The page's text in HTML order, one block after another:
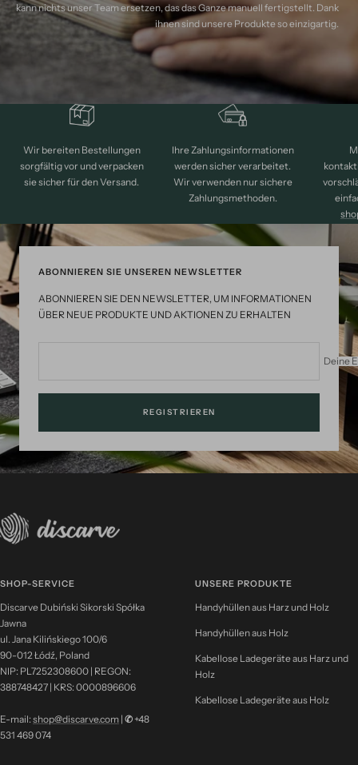
kann nichts unser Team ersetzen, das das Ganze manuell fertigstellt. Dank
ihnen sind unsere Produkte so einzigartig.
Wir bereiten Bestellungen
sorgfältig vor und verpacken
sie sicher für den Versand.
Ihre Zahlungsinformationen
werden sicher verarbeitet.
Wir verwenden nur sichere
Zahlungsmethoden.
ABONNIEREN SIE UNSEREN NEWSLETTER
ABONNIEREN SIE DEN NEWSLETTER, UM INFORMATIONEN
ÜBER NEUE PRODUKTE UND AKTIONEN ZU ERHALTEN
Deine
REGISTRIEREN
SHOP-SERVICE
Discarve Dubiński Sikorski Spółka
Jawna
ul. Jana Kilińskiego 100/6
90-012 Łódź, Poland
NIP: PL7252308600 | REGON:
388748427 | KRS: 0000896606
E-mail: shop@discarve.com | ✆+48
531 469 074
UNSERE PRODUKTE
Handyhüllen aus Harz und Holz
Handyhüllen aus Holz
Kabellose Ladegeräte aus Harz und
Holz
Kabellose Ladegeräte aus Holz